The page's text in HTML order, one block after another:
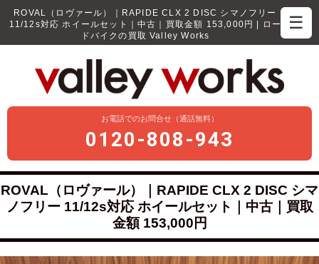
☰
ROVAL（ロヴァール）｜RAPIDE CLX 2 DISC シマノフリー
11/12s対応 ホイールセット｜中古｜買取金額 153,000円 | ロー
ドバイクの買取 Valley Works
お電話でのお問合せ（通話無料）
0120-808-943
ROVAL（ロヴァール）｜RAPIDE CLX 2 DISC シマ
ノフリー 11/12s対応 ホイールセット｜中古｜買取
金額 153,000円